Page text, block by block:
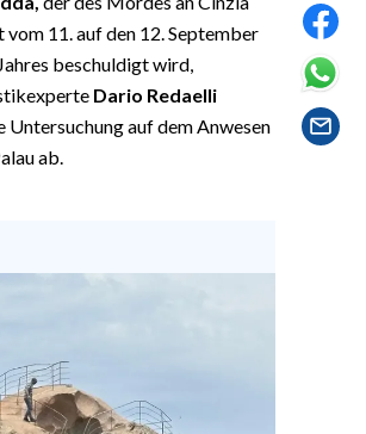
vom 11. auf den 12. September
beschuldigt wird,
Dario Redaelli
Untersuchung auf dem Anwesen
ab.